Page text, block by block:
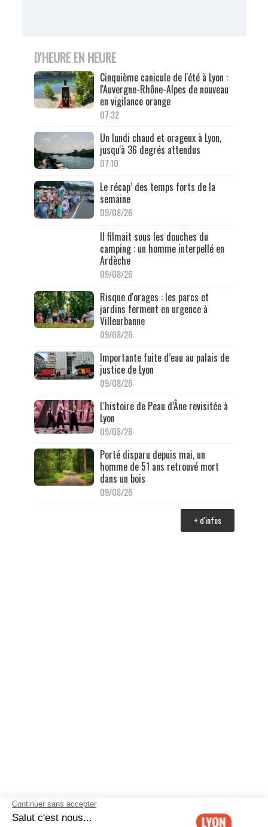
D'HEURE EN HEURE
Cinquième canicule de l'été à Lyon :
l'Auvergne-Rhône-Alpes de nouveau
en vigilance orange
07:32
Un lundi chaud et orageux à Lyon,
jusqu'à 36 degrés attendus
07:10
Le récap’ des temps forts de la
semaine
09/08/26
Il filmait sous les douches du
camping : un homme interpellé en
Ardèche
09/08/26
Risque d'orages : les parcs et
jardins ferment en urgence à
Villeurbanne
09/08/26
Importante fuite d’eau au palais de
justice de Lyon
09/08/26
L'histoire de Peau d’Âne revisitée à
Lyon
09/08/26
Porté disparu depuis mai, un
homme de 51 ans retrouvé mort
dans un bois
09/08/26
+ d'infos